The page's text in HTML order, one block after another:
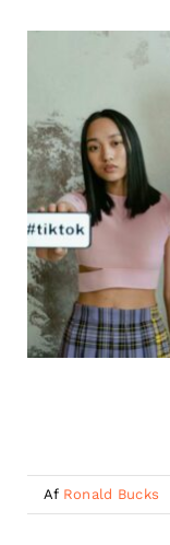
Af Ronald Bucks